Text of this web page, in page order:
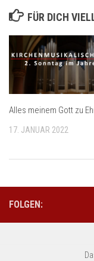
FÜR DICH
Alles meinem Gott zu
17. JANUAR 2022
FOLGEN: